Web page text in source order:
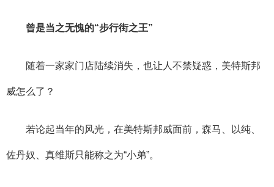
曾是当之无愧的“步行街之王”
随着一家家门店陆续消失，也让人不禁疑惑，美特斯邦
威怎么了？
若论起当年的风光，在美特斯邦威面前，森马、以纯、
佐丹奴、真维斯只能称之为“小弟”。